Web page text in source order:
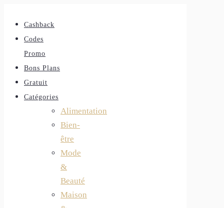
Cashback
Codes
Promo
Bons Plans
Gratuit
Catégories
Alimentation
Bien-
être
Mode
&
Beauté
Maison